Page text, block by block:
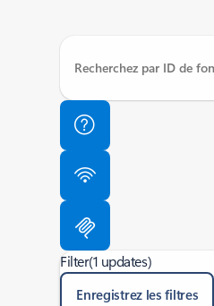
Filter(1 updates)
Enregistrez les filtres